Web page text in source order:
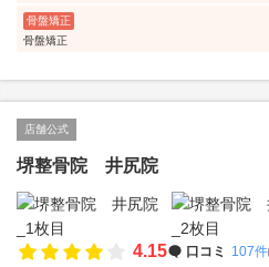
骨盤矯正
骨盤矯正
店舗公式
堺整骨院 井尻院
4.15 口コミ 107件